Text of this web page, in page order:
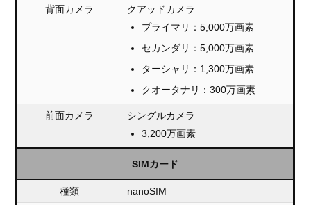
背面カメラ
クアッドカメラ
プライマリ：5,000万画素
セカンダリ：5,000万画素
ターシャリ：1,300万画素
クオータナリ：300万画素
前面カメラ
シングルカメラ
3,200万画素
SIMカード
種類 nanoSIM